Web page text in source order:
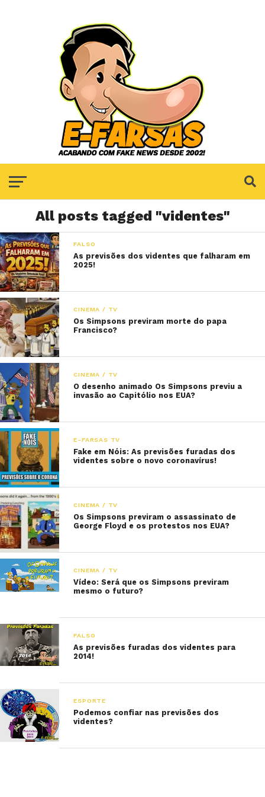
All posts tagged "videntes"
FALSO
As previsões dos videntes que falharam em
2025!
CINEMA / TV
Os Simpsons previram morte do papa
Francisco?
CINEMA / TV
O desenho animado Os Simpsons previu a
invasão ao Capitólio nos EUA?
E-FARSAS TV
Fake em Nóis: As previsões furadas dos
videntes sobre o novo coronavírus!
CINEMA / TV
Os Simpsons previram o assassinato de
George Floyd e os protestos nos EUA?
CINEMA / TV
Vídeo: Será que os Simpsons previram
mesmo o futuro?
FALSO
As previsões furadas dos videntes para
2014!
ESPORTE
Podemos confiar nas previsões dos
videntes?